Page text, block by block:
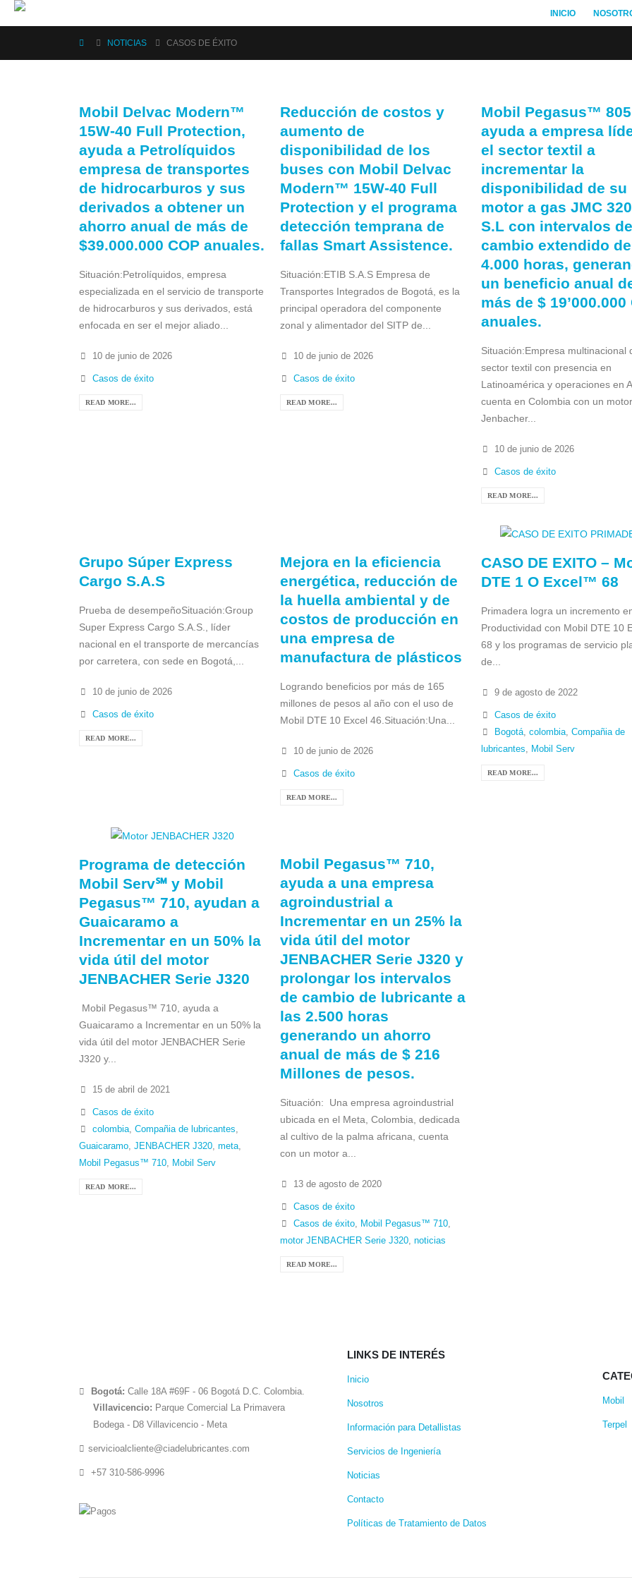
INICIO
NOTICIAS CASOS DE ÉXITO
Mobil Delvac Modern™
15W-40 Full Protection,
ayuda a Petrolíquidos
empresa de transportes
de hidrocarburos y sus
derivados a obtener un
ahorro anual de más de
$39.000.000 COP anuales.
Situación:Petrolíquidos, empresa
especializada en el servicio de transporte
de hidrocarburos y sus derivados, está
enfocada en ser el mejor aliado...
10 de junio de 2026
Casos de éxito
READ MORE...
Reducción de costos y
aumento de
disponibilidad de los
buses con Mobil Delvac
Modern™ 15W-40 Full
Protection y el programa
detección temprana de
fallas Smart Assistence.
Situación:ETIB S.A.S Empresa de
Transportes Integrados de Bogotá, es la
principal operadora del componente
zonal y alimentador del SITP de...
10 de junio de 2026
Casos de éxito
READ MORE...
Mobil Pegasus™
ayuda a empresa
el sector textil a
incrementar la
disponibilidad de su
motor a gas JMC
S.L con intervalos de
cambio extendido de
4.000 horas,
un beneficio anual
más de $ 19’000.000
anuales.
Situación:Empresa multinacional
sector textil con presencia en
Latinoamérica y operaciones en
cuenta en Colombia con un motor
Jenbacher...
10 de junio de 2026
Casos de éxito
READ MORE...
Grupo Súper Express
Cargo S.A.S
Prueba de desempeñoSituación:Group
Super Express Cargo S.A.S., líder
nacional en el transporte de mercancías
por carretera, con sede en Bogotá,...
10 de junio de 2026
Casos de éxito
READ MORE...
Mejora en la eficiencia
energética, reducción de
la huella ambiental y de
costos de producción en
una empresa de
manufactura de plásticos
Logrando beneficios por más de 165
millones de pesos al año con el uso de
Mobil DTE 10 Excel 46.Situación:Una...
10 de junio de 2026
Casos de éxito
READ MORE...
CASO DE EXITO –
DTE 1 O Excel™ 68
Primadera logra un incremento
Productividad con Mobil DTE 10
68 y los programas de servicio
de...
9 de agosto de 2022
Casos de éxito
Bogotá, colombia, Compañia de
lubricantes, Mobil Serv
READ MORE...
Programa de detección
Mobil Serv℠ y Mobil
Pegasus™ 710, ayudan a
Guaicaramo a
Incrementar en un 50% la
vida útil del motor
JENBACHER Serie J320
Mobil Pegasus™ 710, ayuda a
Guaicaramo a Incrementar en un 50% la
vida útil del motor JENBACHER Serie
J320 y...
15 de abril de 2021
Casos de éxito
colombia, Compañia de lubricantes,
Guaicaramo, JENBACHER J320, meta,
Mobil Pegasus™ 710, Mobil Serv
READ MORE...
Mobil Pegasus™ 710,
ayuda a una empresa
agroindustrial a
Incrementar en un 25% la
vida útil del motor
JENBACHER Serie J320 y
prolongar los intervalos
de cambio de lubricante a
las 2.500 horas
generando un ahorro
anual de más de $ 216
Millones de pesos.
Situación: Una empresa agroindustrial
ubicada en el Meta, Colombia, dedicada
al cultivo de la palma africana, cuenta
con un motor a...
13 de agosto de 2020
Casos de éxito
Casos de éxito, Mobil Pegasus™ 710,
motor JENBACHER Serie J320, noticias
READ MORE...
Bogotá: Calle 18A #69F - 06 Bogotá D.C. Colombia.
Villavicencio: Parque Comercial La Primavera
Bodega - D8 Villavicencio - Meta
servicioalcliente@ciadelubricantes.com
+57 310-586-9996
LINKS DE INTERÉS
Inicio
Nosotros
Información para Detallistas
Servicios de Ingeniería
Noticias
Contacto
Políticas de Tratamiento de Datos
Mobil
Terpel